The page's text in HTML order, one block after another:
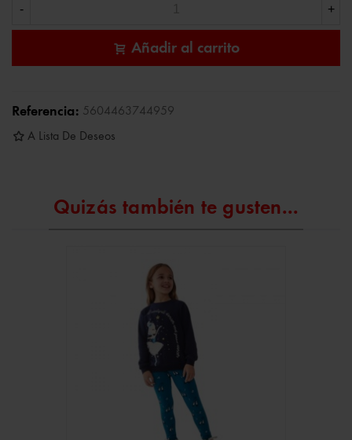
- +
Añadir al carrito
Referencia: 5604463744959
A Lista De Deseos
Quizás también te gusten...